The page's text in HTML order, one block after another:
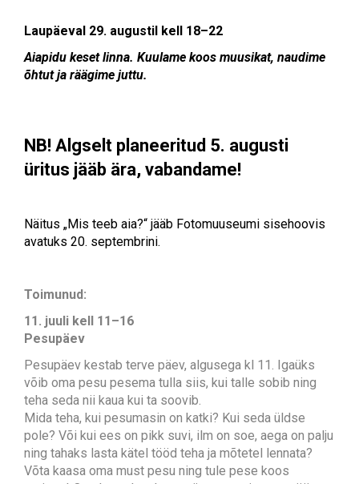
Laupäeval 29. augustil kell 18–22
Aiapidu keset linna. Kuulame koos muusikat, naudime
õhtut ja räägime juttu.
NB! Algselt planeeritud 5. augusti
üritus jääb ära, vabandame!
Näitus „Mis teeb aia?“ jääb Fotomuuseumi sisehoovis
avatuks 20. septembrini.
Toimunud:
11. juuli kell 11–16
Pesupäev
Pesupäev kestab terve päev, algusega kl 11. Igaüks
võib oma pesu pesema tulla siis, kui talle sobib ning
teha seda nii kaua kui ta soovib.
Mida teha, kui pesumasin on katki? Kui seda üldse
pole? Või kui ees on pikk suvi, ilm on soe, aega on palju
ning tahaks lasta kätel tööd teha ja mõtetel lennata?
Võta kaasa oma must pesu ning tule pese koos